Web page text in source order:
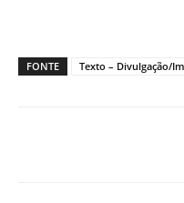
FONTE Texto – Divulgação/